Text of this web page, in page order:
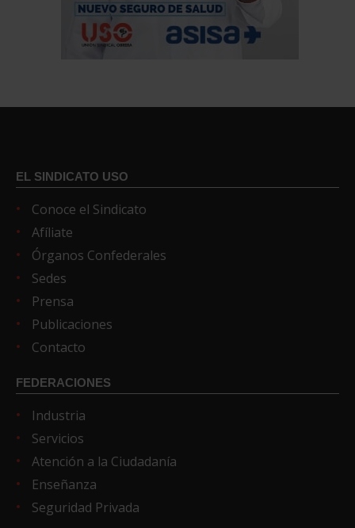
EL SINDICATO USO
Conoce el Sindicato
Afíliate
Órganos Confederales
Sedes
Prensa
Publicaciones
Contacto
FEDERACIONES
Industria
Servicios
Atención a la Ciudadanía
Enseñanza
Seguridad Privada